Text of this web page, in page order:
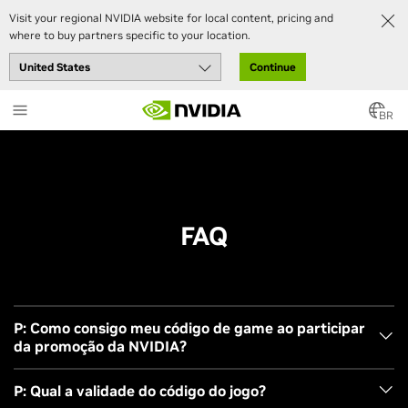
Visit your regional NVIDIA website for local content, pricing and
where to buy partners specific to your location.
Continue
to
main
BR
FAQ
P: Como consigo meu código de game ao participar
da promoção da NVIDIA?
loja/e-commerce localizada em território nacional e
P: Qual a validade do código do jogo?